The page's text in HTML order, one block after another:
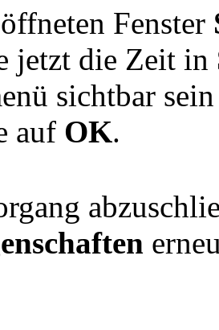
Fenster
jetzt die Zeit in
sichtbar
auf OK.